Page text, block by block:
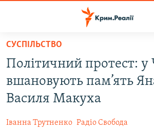
Перейти
основного
матеріалу
Перейти
до
основної
ВІДЕО ТА ФОТО
БЛОГИ
СУСПІЛЬСТВО
Політичний протест: у
вшановують пам’ять
Василя Макуха
Іванна Трутненко Радіо Свобода